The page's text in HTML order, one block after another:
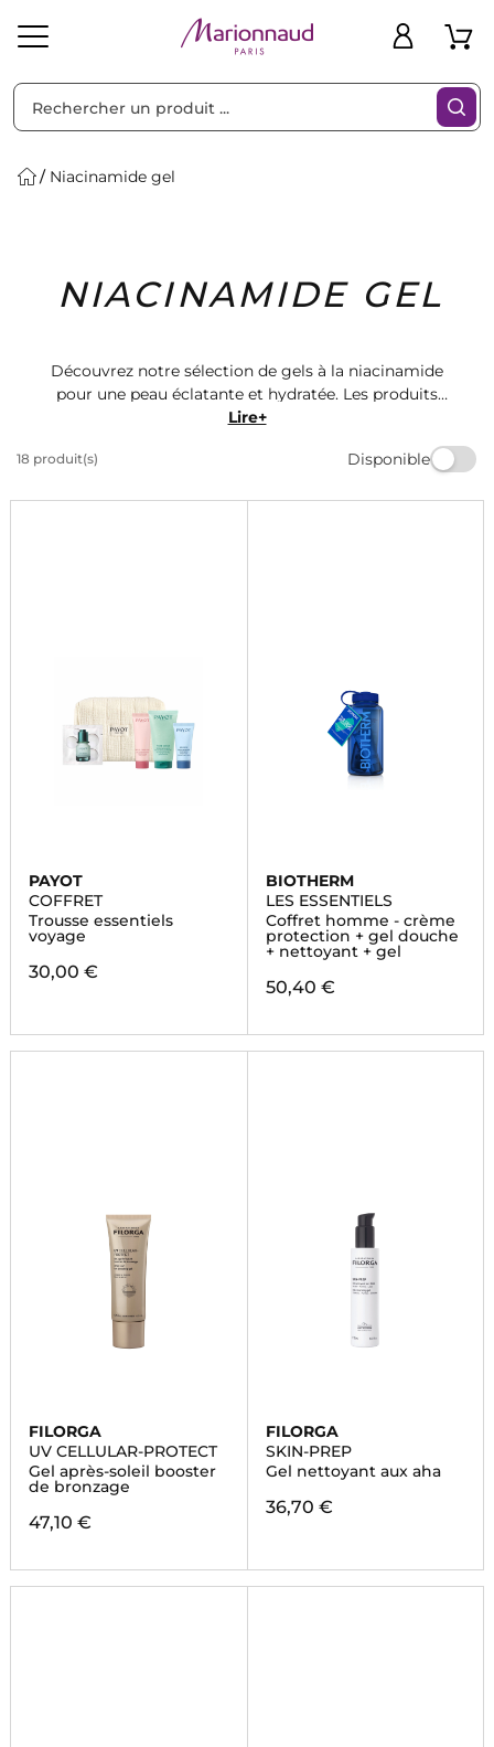
Solaire Homme Marques Idées
Cadeaux
Bons
Plans
Niacinamide gel
NIACINAMIDE GEL
Découvrez notre sélection de gels à la niacinamide
pour une peau éclatante et hydratée. Les produits
Marionnaud offrent une formule légère et non grasse,
résultats visibles et une peau plus lisse grâce à nos
Lire+
18 produit(s) Disponible
Filtres
PAYOT
COFFRET
Trousse essentiels
voyage
30,00 €
BIOTHERM
LES ESSENTIELS
Coffret homme - crème
protection + gel douche
+ nettoyant + gel
50,40 €
FILORGA
UV CELLULAR-PROTECT
Gel après-soleil booster
de bronzage
47,10 €
FILORGA
SKIN-PREP
Gel nettoyant aux aha
36,70 €